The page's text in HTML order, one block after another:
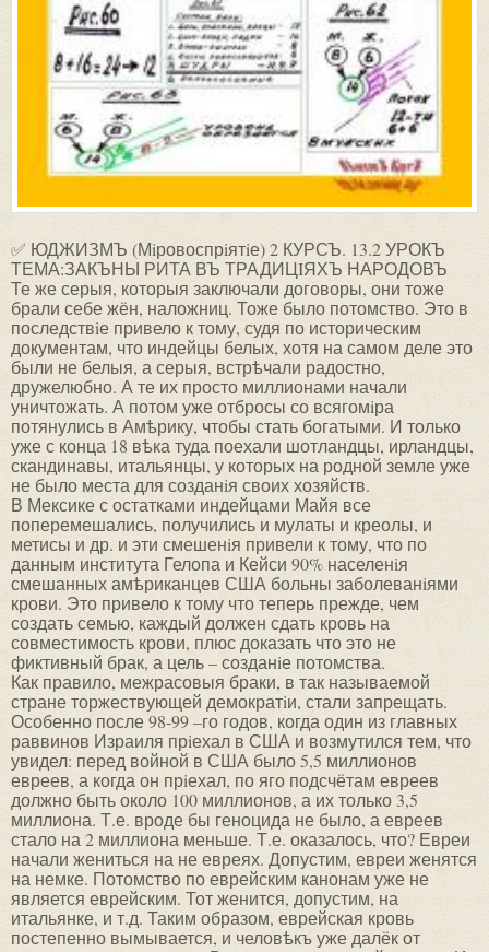
✅ ЮДЖИЗМЪ (Мiровоспрiятiе) 2 КУРСЪ. 13.2 УРОКЪ
ТЕМА:ЗАКЪНЫ РИТА ВЪ ТРАДИЦIЯХЪ НАРОДОВЪ
Те же серыя, которыя заключали договоры, они тоже
брали себе жён, наложниц. Тоже было потомство. Это в
последствiе привело к тому, судя по историческим
документам, что индейцы белых, хотя на самом деле это
были не белыя, а серыя, встрѣчали радостно,
дружелюбно. А те их просто миллионами начали
уничтожать. А потом уже отбросы со всягомiра
потянулись в Амѣрику, чтобы стать богатыми. И только
уже с конца 18 вѣка туда поехали шотландцы, ирландцы,
скандинавы, итальянцы, у которых на родной земле уже
не было места для созданiя своих хозяйств.
В Мексике с остатками индейцами Майя все
поперемешались, получились и мулаты и креолы, и
метисы и др. и эти смешенiя привели к тому, что по
данным института Гелопа и Кейси 90% населенiя
смешанных амѣриканцев США больны заболеванiями
крови. Это привело к тому что теперь прежде, чем
создать семью, каждый должен сдать кровь на
совместимость крови, плюс доказать что это не
фиктивный брак, а цель – созданiе потомства.
Как правило, межрасовыя браки, в так называемой
стране торжествующей демократiи, стали запрещать.
Особенно после 98-99 –го годов, когда один из главных
раввинов Израиля прiехал в США и возмутился тем, что
увидел: перед войной в США было 5,5 миллионов
евреев, а когда он прiехал, по яго подсчётам евреев
должно быть около 100 миллионов, а их только 3,5
миллиона. Т.е. вроде бы геноцида не было, а евреев
стало на 2 миллиона меньше. Т.е. оказалось, что? Евреи
начали жениться на не евреях. Допустим, евреи женятся
на немке. Потомство по еврейским канонам уже не
является еврейским. Тот женится, допустим, на
итальянке, и т.д. Таким образом, еврейская кровь
постепенно вымывается, и человѣкъ уже далёк от